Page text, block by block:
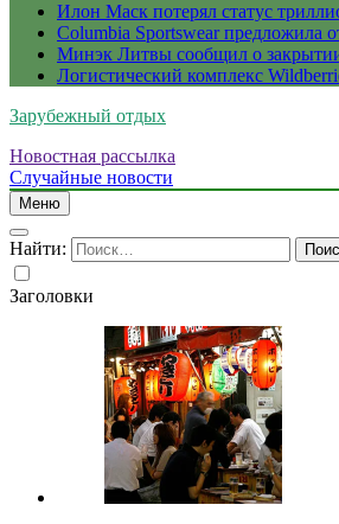
Илон Маск потерял статус
Columbia Sportswear предложила
Минэк Литвы сообщил о закрытии
Логистический комплекс
Зарубежный отдых
Новостная рассылка
Случайные новости
Меню
Найти:
Заголовки